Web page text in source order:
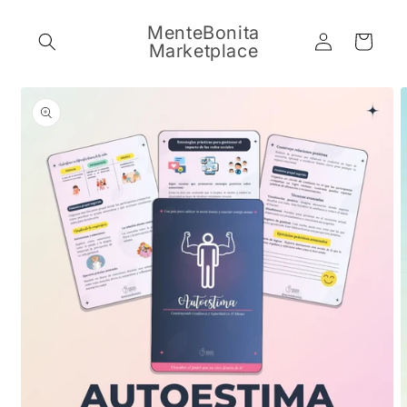
MenteBonita
Marketplace
Log
in
Cart
Skip to
product
information